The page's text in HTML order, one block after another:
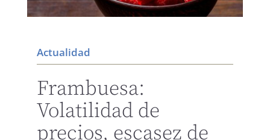
Actualidad
Frambuesa:
Volatilidad de
precios, escasez de